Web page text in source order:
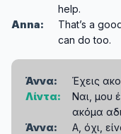
help.
Anna:
That’s a
can do too.
Άννα:
Έχεις
Λίντα:
Ναι, μου
ακόμα
Άννα:
Α, όχι,